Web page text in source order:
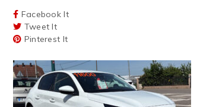
Facebook It
Tweet It
Pinterest It